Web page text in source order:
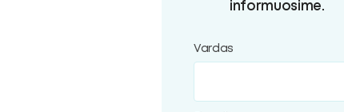
informuosime.
Vardas